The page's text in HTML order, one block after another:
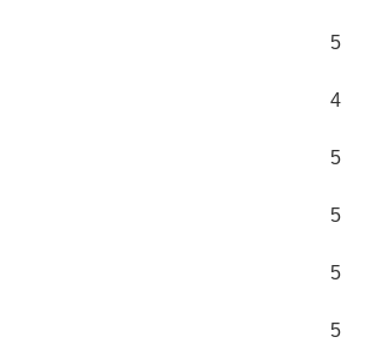
5
4
5
5
5
5